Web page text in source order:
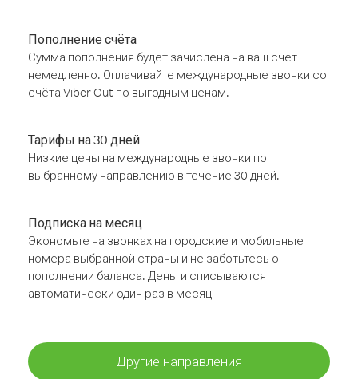
Пополнение счёта
Сумма пополнения будет зачислена на ваш счёт
немедленно. Оплачивайте международные звонки со
счёта Viber Out по выгодным ценам.
Тарифы на 30 дней
Низкие цены на международные звонки по
выбранному направлению в течение 30 дней.
Подписка на месяц
Экономьте на звонках на городские и мобильные
номера выбранной страны и не заботьтесь о
пополнении баланса. Деньги списываются
автоматически один раз в месяц
Другие направления